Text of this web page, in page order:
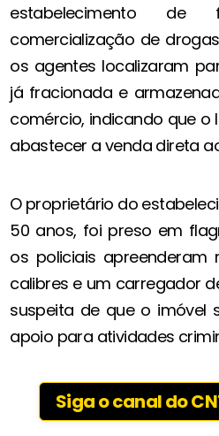
estabelecimento
comercialização de
os agentes localizaram
já fracionada e
comércio, indicando que o
abastecer a venda direta
O proprietário do
50 anos, foi preso em
os policiais apreenderam
calibres e um carregador
suspeita de que o imóvel
apoio para atividades
Siga o canal do